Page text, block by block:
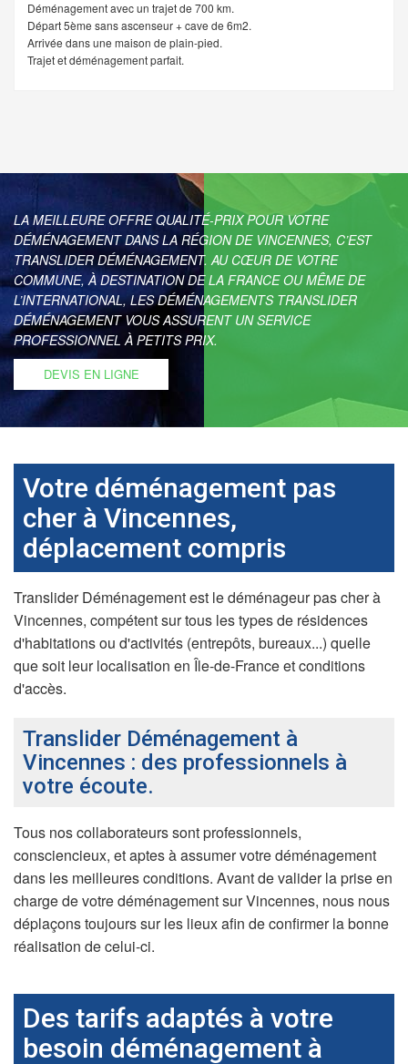
Déménagement avec un trajet de 700 km.
Départ 5ème sans ascenseur + cave de 6m2.
Arrivée dans une maison de plain-pied.
Trajet et déménagement parfait.
LA MEILLEURE OFFRE QUALITÉ-PRIX POUR VOTRE
DÉMÉNAGEMENT DANS LA RÉGION DE VINCENNES, C’EST
TRANSLIDER DÉMÉNAGEMENT. AU CŒUR DE VOTRE
COMMUNE, À DESTINATION DE LA FRANCE OU MÊME DE
L’INTERNATIONAL, LES DÉMÉNAGEMENTS TRANSLIDER
DÉMÉNAGEMENT VOUS ASSURENT UN SERVICE
PROFESSIONNEL À PETITS PRIX.
DEVIS EN LIGNE
Votre déménagement pas
cher à Vincennes,
déplacement compris
Translider Déménagement est le déménageur pas cher à
Vincennes, compétent sur tous les types de résidences
d'habitations ou d'activités (entrepôts, bureaux...) quelle
que soit leur localisation en Île-de-France et conditions
d'accès.
Translider Déménagement à
Vincennes : des professionnels à
votre écoute.
Tous nos collaborateurs sont professionnels,
consciencieux, et aptes à assumer votre déménagement
dans les meilleures conditions. Avant de valider la prise en
charge de votre déménagement sur Vincennes, nous nous
déplaçons toujours sur les lieux afin de confirmer la bonne
réalisation de celui-ci.
Des tarifs adaptés à votre
besoin déménagement à